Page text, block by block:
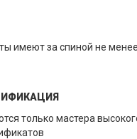
имеют за спиной не
только мастера